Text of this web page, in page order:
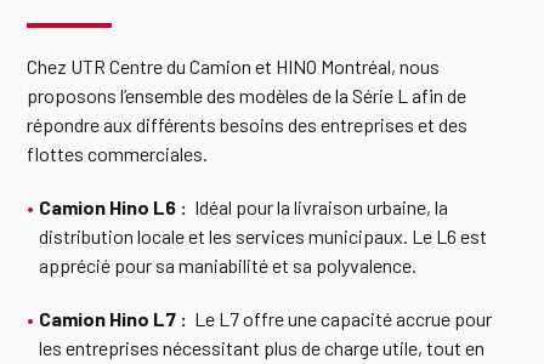
Chez UTR Centre du Camion et HINO Montréal, nous
proposons l’ensemble des modèles de la Série L afin de
répondre aux différents besoins des entreprises et des
flottes commerciales.
Camion Hino L6 : Idéal pour la livraison urbaine, la
distribution locale et les services municipaux. Le L6 est
apprécié pour sa maniabilité et sa polyvalence.
Camion Hino L7 : Le L7 offre une capacité accrue pour
les entreprises nécessitant plus de charge utile, tout en